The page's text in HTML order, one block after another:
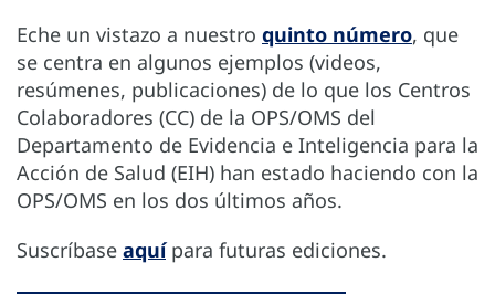
Eche un vistazo a nuestro quinto número, que
se centra en algunos ejemplos (videos,
resúmenes, publicaciones) de lo que los Centros
Colaboradores (CC) de la OPS/OMS del
Departamento de Evidencia e Inteligencia para la
Acción de Salud (EIH) han estado haciendo con la
OPS/OMS en los dos últimos años.
Suscríbase aquípara futuras ediciones.